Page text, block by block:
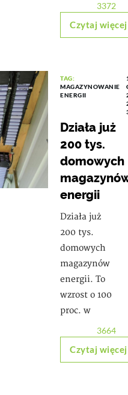
3372
Czytaj więcej
TAG:
MAGAZYNOWANIE
ENERGII
Działa już
200 tys.
domowych
energii
Działa już
200 tys.
domowych
magazynów
energii. To
wzrost o 100
proc. w
3664
Czytaj więcej